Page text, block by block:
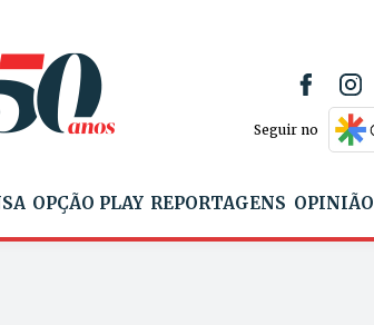
Seguir no
OPÇÃO PLAY REPORTAGENS OPINIÃO